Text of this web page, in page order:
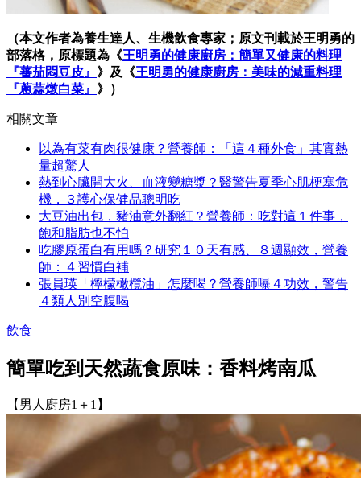
（本文作者為養生達人、生機飲食專家；原文刊載於王明勇的
部落格，原標題為《王明勇的健康廚房：簡單又健康的料理
『蕃茄悶豆皮』 》及《王明勇的健康廚房：美味的減重料理
『蔥蒜燉白菜』 》）
相關文章
以為有菜有肉很健康？營養師：「這４種外食」其實熱
量超驚人
熱到心臟開大火、血液變糖漿？醫警告夏季心肌梗塞危
機，３護心保健品聰明吃
大豆油出包，豬油意外翻紅？營養師：吃對這１件事，
飽和脂肪也不怕
吃膠原蛋白有用嗎？研究１０天有感、８週顯效，營養
師：４習慣白補
張員瑛「檸檬橄欖油」怎麼喝？營養師曝４功效，警告
４類人別空腹喝
飲食
簡單吃到天然蔬食原味：香料烤南瓜
【男人廚房1＋1】